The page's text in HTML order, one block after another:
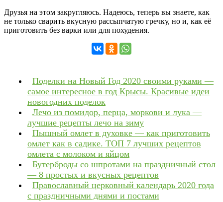
Друзья на этом закругляюсь. Надеюсь, теперь вы знаете, как
не только сварить вкусную рассыпчатую гречку, но и, как её
приготовить без варки или для похудения.
Поделки на Новый Год 2020 своими руками —
самое интересное в год Крысы. Красивые идеи
новогодних поделок
Лечо из помидор, перца, моркови и лука —
лучшие рецепты лечо на зиму
Пышный омлет в духовке — как приготовить
омлет как в садике. ТОП 7 лучших рецептов
омлета с молоком и яйцом
Бутерброды со шпротами на праздничный стол
— 8 простых и вкусных рецептов
Православный церковный календарь 2020 года
с праздничными днями и постами